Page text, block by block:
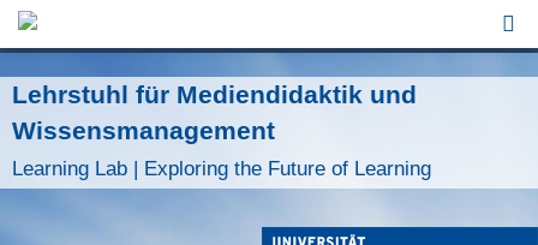
Lehrstuhl für Mediendidaktik und
Wissensmanagement
Learning Lab | Exploring the Future of Learning